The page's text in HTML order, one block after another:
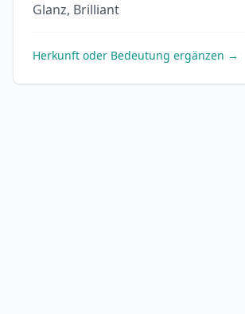
Glanz, Brilliant
Herkunft oder Bedeutung ergänzen →